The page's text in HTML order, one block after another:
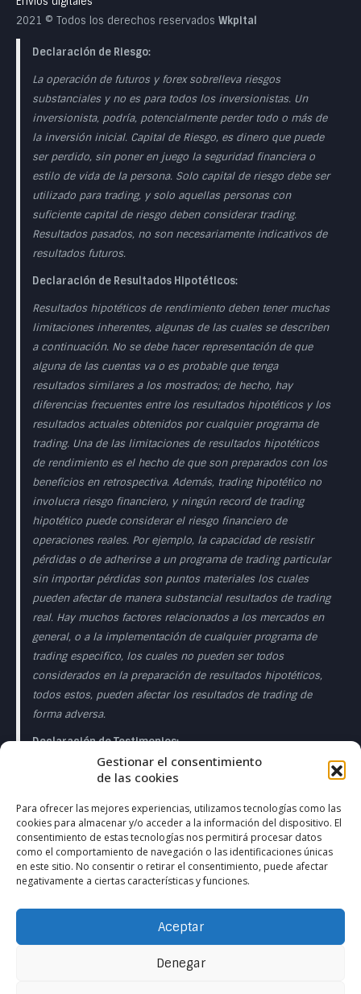
Gestionar el consentimiento
de las cookies
Para ofrecer las mejores experiencias, utilizamos tecnologías como las
cookies para almacenar y/o acceder a la información del dispositivo. El
consentimiento de estas tecnologías nos permitirá procesar datos
como el comportamiento de navegación o las identificaciones únicas
en este sitio. No consentir o retirar el consentimiento, puede afectar
negativamente a ciertas características y funciones.
Aceptar
Denegar
2021 © Todos los derechos reservados Wkpital
Declaración de Riesgo:
La operación de futuros y forex sobrelleva riesgos
substanciales y no es para todos los inversionistas. Un
inversionista, podría, potencialmente perder todo o más de
la inversión inicial. Capital de Riesgo, es dinero que puede
ser perdido, sin poner en juego la seguridad financiera o
estilo de vida de la persona. Solo capital de riesgo debe ser
utilizado para trading, y solo aquellas personas con
suficiente capital de riesgo deben considerar trading.
Resultados pasados, no son necesariamente indicativos de
resultados futuros.
Declaración de Resultados Hipotéticos:
Resultados hipotéticos de rendimiento deben tener muchas
limitaciones inherentes, algunas de las cuales se describen
a continuación. No se debe hacer representación de que
alguna de las cuentas va o es probable que tenga
resultados similares a los mostrados; de hecho, hay
diferencias frecuentes entre los resultados hipotéticos y los
resultados actuales obtenidos por cualquier programa de
trading. Una de las limitaciones de resultados hipotéticos
de rendimiento es el hecho de que son preparados con los
beneficios en retrospectiva. Además, trading hipotético no
involucra riesgo financiero, y ningún record de trading
hipotético puede considerar el riesgo financiero de
operaciones reales. Por ejemplo, la capacidad de resistir
pérdidas o de adherirse a un programa de trading particular
sin importar pérdidas son puntos materiales los cuales
pueden afectar de manera substancial resultados de trading
real. Hay muchos factores relacionados a los mercados en
general, o a la implementación de cualquier programa de
trading especifico, los cuales no pueden ser todos
considerados en la preparación de resultados hipotéticos,
todos estos, pueden afectar los resultados de trading de
forma adversa.
Declaración de Testimonios:
Los testimonios que aparecen en esta página web pueden
garantía de rendimiento o éxito en el futuro.
Declaración de la Sala de Operaciones en Directo:
Esta presentación sólo tiene fines educativos y las
opiniones expresadas son las del presentador del
considerarse hipotéticas y no debe esperarse que se